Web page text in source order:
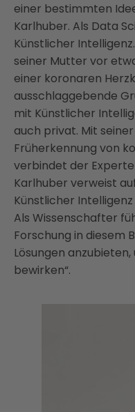
einer bestimmten
Karlhuber. Als Data
Künstlicher
seiner Mutter vor
einer koronaren
ausschlaggebende
mit Künstlicher
auch privat. Mit
Früherkennung von
verbindet der
Karlhuber verweist
Künstlicher
Als Wissenschafter
Forschung in diesem
Lösungen
bewirken“.